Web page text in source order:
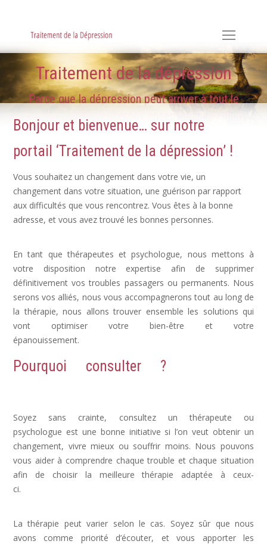
Traitement de la dépression
Parce que la dépression peut arriver à tout le
monde ... nous trouverons ensemble la solution
Bonjour et bienvenue… sur notre
portail ‘Traitement de la dépression’ !
Vous souhaitez un changement dans votre vie, un
changement dans votre situation, une guérison par rapport
aux difficultés que vous rencontrez. Vous êtes à la bonne
adresse, et vous avez trouvé les bonnes personnes.
En tant que thérapeutes et psychologue, nous mettons à
votre disposition notre expertise afin de supprimer
définitivement vos troubles passagers ou permanents. Nous
serons vos alliés, nous vous accompagnerons tout au long de
la thérapie, nous allons trouver ensemble les solutions qui
vont optimiser votre bien-être et votre
épanouissement.
Pourquoi consulter ?
Soyez sans crainte, consultez un thérapeute ou
psychologue est une bonne initiative si l’on veut obtenir un
changement, vivre mieux ou souffrir moins. Nous pouvons
vous aider à comprendre chaque trouble et chaque situation
afin de choisir la meilleure thérapie adaptée à ceux-
ci.
La thérapie peut varier selon le cas. Soyez sûr que nous
avons comme priorité d’écouter, et vous apporter les